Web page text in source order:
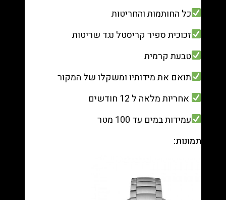
כל החותמות והחריטות
זכוכית ספיר קריסטל נגד שריטות
טבעת קרמית
תואם את מידותיו ומשקלו של המקור
אחריות מלאה ל 12 חודשים
עמידות במים עד 100 מטר
תמונות: